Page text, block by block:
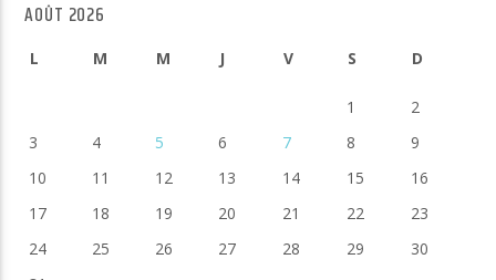
AOÛT 2026
L M M J V S D
1
2
3
4 5 6 7 8
9
10
11 12 13 14 15
16
17
18 19 20 21 22
23
24
25 26 27 28 29
30